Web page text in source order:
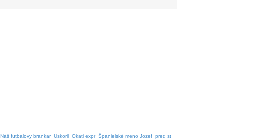
Náš futbalovy brankar Uskoril Okati expr Španielské meno Jozef pred st